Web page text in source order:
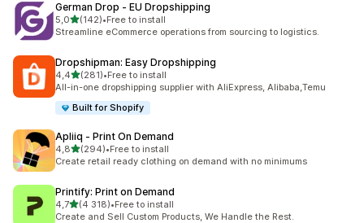
German Drop ‑ EU Dropshipping
5,0/ 5 tähteä
(142)
142 arvostelua yhteensä
•Free to install
Streamline eCommerce operations from sourcing to logistics.
Dropshipman: Easy Dropshipping
4,4/ 5 tähteä
(281)
281 arvostelua yhteensä
•Free to install
All-in-one dropshipping supplier with AliExpress, Alibaba,Temu
Built for Shopify
Apliiq ‑ Print On Demand
4,8/ 5 tähteä
(294)
294 arvostelua yhteensä
•Free to install
Create retail ready clothing on demand with no minimums
Printify: Print on Demand
4,7/ 5 tähteä
(4 318)
4318 arvostelua yhteensä
•Free to install
Create and Sell Custom Products, We Handle the Rest.